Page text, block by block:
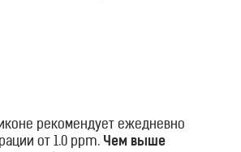
рекомендует ежедневно
от 1.0 ppm. Чем выше